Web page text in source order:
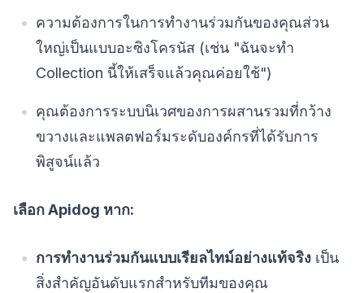
ความต้องการในการทำงานร่วมกันของคุณส่วน
ใหญ่เป็นแบบอะซิงโครนัส (เช่น "ฉันจะทำ
Collection นี้ให้เสร็จแล้วคุณค่อยใช้")
คุณต้องการระบบนิเวศของการผสานรวมที่กว้าง
ขวางและแพลตฟอร์มระดับองค์กรที่ได้รับการ
พิสูจน์แล้ว
เลือก Apidog หาก:
การทำงานร่วมกันแบบเรียลไทม์อย่างแท้จริง เป็น
สิ่งสำคัญอันดับแรกสำหรับทีมของคุณ